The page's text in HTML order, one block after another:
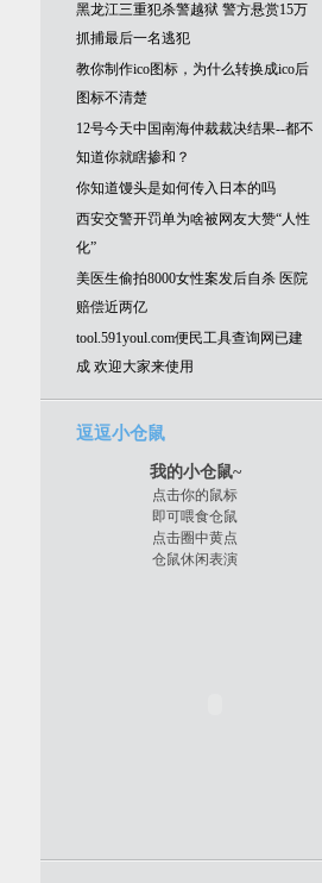
黑龙江三重犯杀警越狱 警方悬赏15万
抓捕最后一名逃犯
教你制作ico图标，为什么转换成ico后
图标不清楚
12号今天中国南海仲裁裁决结果--都不
知道你就瞎掺和？
你知道馒头是如何传入日本的吗
西安交警开罚单为啥被网友大赞“人性
化”
美医生偷拍8000女性案发后自杀 医院
赔偿近两亿
tool.591youl.com便民工具查询网已建
成 欢迎大家来使用
逗逗小仓鼠
我的小仓鼠~
点击你的鼠标
即可喂食仓鼠
点击圈中黄点
仓鼠休闲表演